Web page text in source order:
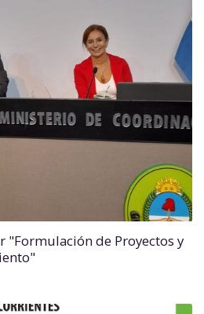
"Formulación de Proyectos y